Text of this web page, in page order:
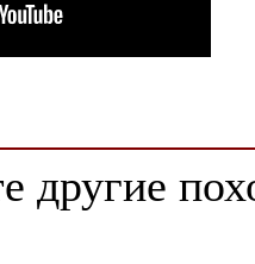
другие